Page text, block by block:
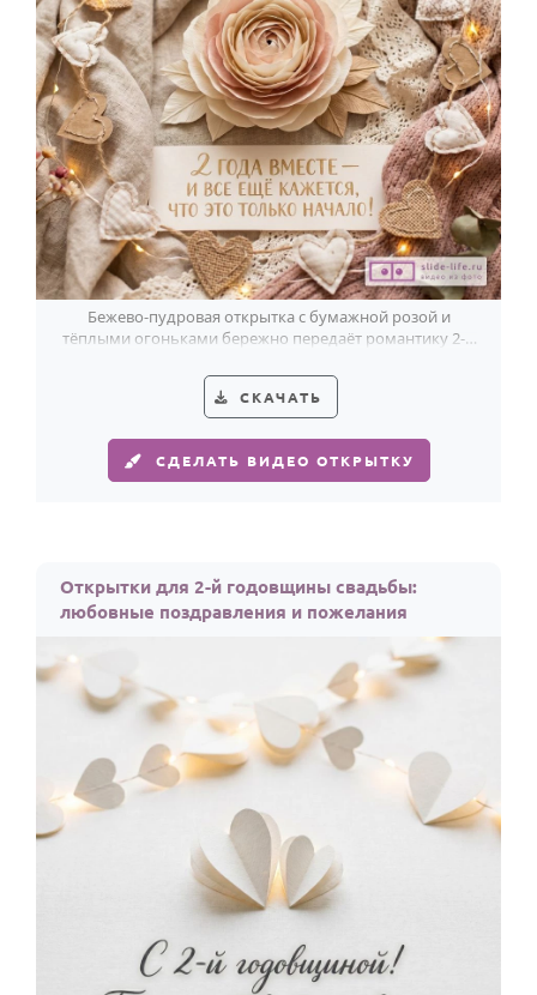
Бежево-пудровая открытка с бумажной розой и
тёплыми огоньками бережно передаёт романтику 2-й
СКАЧАТЬ
СДЕЛАТЬ ВИДЕО ОТКРЫТКУ
Открытки для 2-й годовщины свадьбы:
любовные поздравления и пожелания